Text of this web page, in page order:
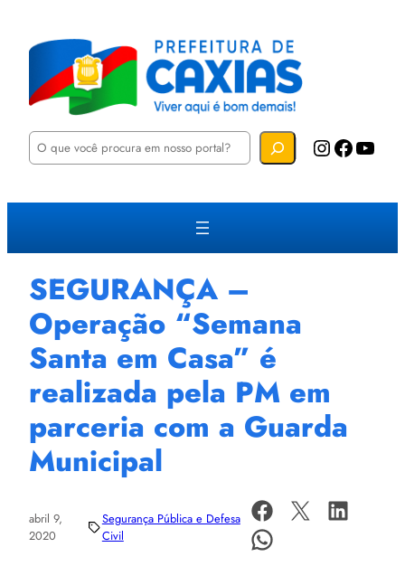
P
u
a
Instagram Facebook YouTube
SEGURANÇA –
Operação “Semana
Santa em Casa” é
realizada pela PM em
parceria com a Guarda
Municipal
abril 9,
2020
Segurança Pública e Defesa
Civil